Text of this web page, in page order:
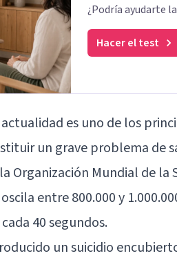
¿Podría ayudarte
Hacer el test
es uno de los
un grave problema de
Organización Mundial de la
entre 800.000 y
40 segundos.
un suicidio